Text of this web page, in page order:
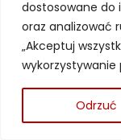
dostosowane do
oraz analizować
„Akceptuj
wykorzystywanie
Odrzuć